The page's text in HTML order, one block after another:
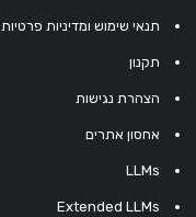
תנאי שימוש ומדיניות פרטיות
תקנון
הצהרת נגישות
אחסון אתרים
LLMs
Extended LLMs